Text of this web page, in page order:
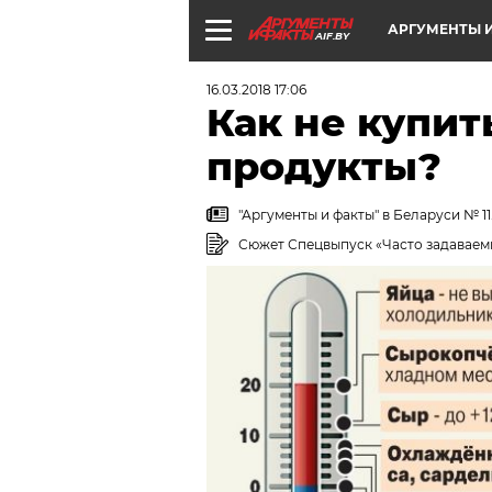
AIF.BY АРГУМЕНТЫ
16.03.2018 17:06
Как не
продукты?
"Аргументы и факты" в Беларуси №
Сюжет Спецвыпуск «Часто